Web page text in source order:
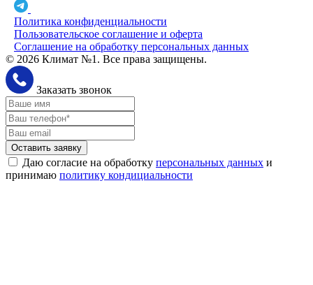
Политика конфиденциальности
Пользовательское соглашение и оферта
Соглашение на обработку персональных данных
© 2026 Климат №1. Все права защищены.
Заказать звонок
Оставить заявку
Даю согласие на обработку персональных данных и
принимаю политику кондициальности